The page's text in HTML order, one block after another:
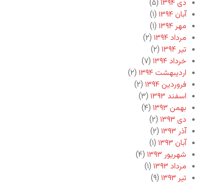
دی ۱۳۹۴
(۵)
آبان ۱۳۹۴
(۱)
مهر ۱۳۹۴
(۱)
مرداد ۱۳۹۴
(۲)
تیر ۱۳۹۴
(۲)
خرداد ۱۳۹۴
(۷)
اردیبهشت ۱۳۹۴
(۲)
فروردین ۱۳۹۴
(۲)
اسفند ۱۳۹۳
(۳)
بهمن ۱۳۹۳
(۴)
دی ۱۳۹۳
(۲)
آذر ۱۳۹۳
(۲)
آبان ۱۳۹۳
(۱)
شهریور ۱۳۹۳
(۴)
مرداد ۱۳۹۳
(۱)
تیر ۱۳۹۳
(۹)